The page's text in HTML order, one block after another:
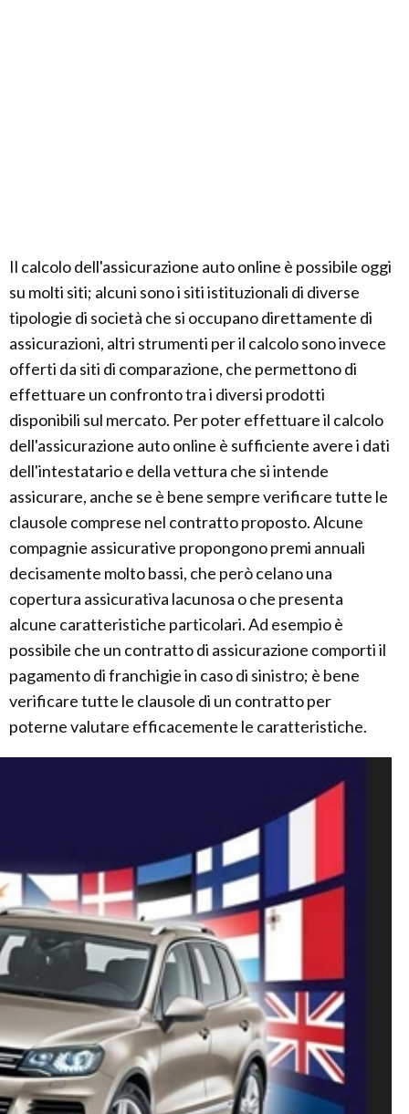
Il calcolo dell'assicurazione auto online è possibile oggi
su molti siti; alcuni sono i siti istituzionali di diverse
tipologie di società che si occupano direttamente di
assicurazioni, altri strumenti per il calcolo sono invece
offerti da siti di comparazione, che permettono di
effettuare un confronto tra i diversi prodotti
disponibili sul mercato. Per poter effettuare il calcolo
dell'assicurazione auto online è sufficiente avere i dati
dell'intestatario e della vettura che si intende
assicurare, anche se è bene sempre verificare tutte le
clausole comprese nel contratto proposto. Alcune
compagnie assicurative propongono premi annuali
decisamente molto bassi, che però celano una
copertura assicurativa lacunosa o che presenta
alcune caratteristiche particolari. Ad esempio è
possibile che un contratto di assicurazione comporti il
pagamento di franchigie in caso di sinistro; è bene
verificare tutte le clausole di un contratto per
poterne valutare efficacemente le caratteristiche.